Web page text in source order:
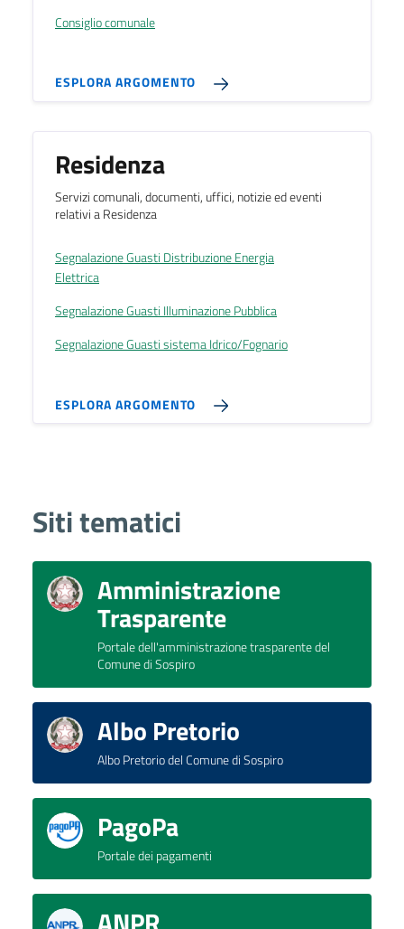
Consiglio comunale
ESPLORA ARGOMENTO
Residenza
Servizi comunali, documenti, uffici, notizie ed eventi
relativi a Residenza
Segnalazione Guasti Distribuzione Energia
Elettrica
Segnalazione Guasti Illuminazione Pubblica
Segnalazione Guasti sistema Idrico/Fognario
ESPLORA ARGOMENTO
Siti tematici
Amministrazione
Trasparente
Portale dell'amministrazione trasparente del
Comune di Sospiro
Albo Pretorio
Albo Pretorio del Comune di Sospiro
PagoPa
Portale dei pagamenti